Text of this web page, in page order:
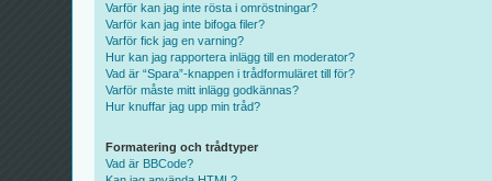
Varför kan jag inte rösta i omröstningar?
Varför kan jag inte bifoga filer?
Varför fick jag en varning?
Hur kan jag rapportera inlägg till en moderator?
Vad är “Spara”-knappen i trådformuläret till för?
Varför måste mitt inlägg godkännas?
Hur knuffar jag upp min tråd?
Formatering och trådtyper
Vad är BBCode?